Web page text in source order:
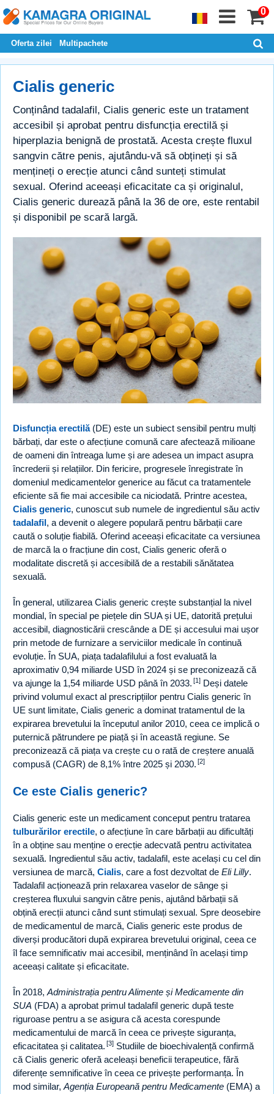
0
Oferta zilei Multipachete
Cialis generic
Conținând tadalafil, Cialis generic este un tratament
accesibil și aprobat pentru disfuncția erectilă și
hiperplazia benignă de prostată. Acesta crește fluxul
sangvin către penis, ajutându-vă să obțineți și să
mențineți o erecție atunci când sunteți stimulat
sexual. Oferind aceeași eficacitate ca și originalul,
Cialis generic durează până la 36 de ore, este rentabil
și disponibil pe scară largă.
Disfuncția erectilă(DE) este un subiect sensibil pentru mulți
bărbați, dar este o afecțiune comună care afectează milioane
de oameni din întreaga lume și are adesea un impact asupra
încrederii și relațiilor. Din fericire, progresele înregistrate în
domeniul medicamentelor generice au făcut ca tratamentele
eficiente să fie mai accesibile ca niciodată. Printre acestea,
Cialis generic, cunoscut sub numele de ingredientul său activ
tadalafil, a devenit o alegere populară pentru bărbații care
caută o soluție fiabilă. Oferind aceeași eficacitate ca versiunea
de marcă la o fracțiune din cost, Cialis generic oferă o
modalitate discretă și accesibilă de a restabili sănătatea
sexuală.
În general, utilizarea Cialis generic crește substanțial la nivel
mondial, în special pe piețele din SUA și UE, datorită prețului
accesibil, diagnosticării crescânde a DE și accesului mai ușor
prin metode de furnizare a serviciilor medicale în continuă
evoluție. În SUA, piața tadalafilului a fost evaluată la
aproximativ 0,94 miliarde USD în 2024 și se preconizează că
va ajunge la 1,54 miliarde USD până în 2033. [1] Deși datele
privind volumul exact al prescripțiilor pentru Cialis generic în
UE sunt limitate, Cialis generic a dominat tratamentul de la
expirarea brevetului la începutul anilor 2010, ceea ce implică o
puternică pătrundere pe piață și în această regiune. Se
preconizează că piața va crește cu o rată de creștere anuală
compusă (CAGR) de 8,1% între 2025 și 2030. [2]
Ce este Cialis generic?
Cialis generic este un medicament conceput pentru tratarea
tulburărilor erectile, o afecțiune în care bărbații au dificultăți
în a obține sau menține o erecție adecvată pentru activitatea
sexuală. Ingredientul său activ, tadalafil, este același cu cel din
versiunea de marcă, Cialis, care a fost dezvoltat de Eli Lilly.
Tadalafil acționează prin relaxarea vaselor de sânge și
creșterea fluxului sangvin către penis, ajutând bărbații să
obțină erecții atunci când sunt stimulați sexual. Spre deosebire
de medicamentul de marcă, Cialis generic este produs de
diverși producători după expirarea brevetului original, ceea ce
îl face semnificativ mai accesibil, menținând în același timp
aceeași calitate și eficacitate.
În 2018, Administrația pentru Alimente și Medicamente din
SUA (FDA) a aprobat primul tadalafil generic după teste
riguroase pentru a se asigura că acesta corespunde
medicamentului de marcă în ceea ce privește siguranța,
eficacitatea și calitatea. [3] Studiile de bioechivalență confirmă
că Cialis generic oferă aceleași beneficii terapeutice, fără
diferențe semnificative în ceea ce privește performanța. În
mod similar, Agenția Europeană pentru Medicamente (EMA) a